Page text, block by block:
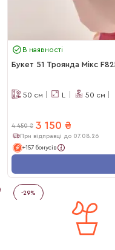
В наявності
Букет 51 Троянда Мікс
50 см L 50 см
4 450 ₴ 3 150 ₴
При відправці до 07.08.26
+157 бонусів
-29%